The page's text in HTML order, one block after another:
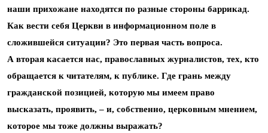
наши прихожане находятся по разные стороны баррикад.
Как вести себя Церкви в информационном поле в
сложившейся ситуации? Это первая часть вопроса.
А вторая касается нас, православных журналистов, тех, кто
обращается к читателям, к публике. Где грань между
гражданской позицией, которую мы имеем право
высказать, проявить, – и, собственно, церковным мнением,
которое мы тоже должны выражать?